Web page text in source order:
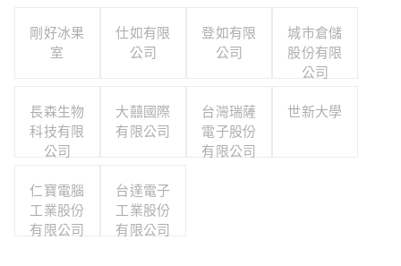
剛好冰果
室
仕如有限
公司
登如有限
公司
城市倉儲
股份有限
公司
長森生物
科技有限
公司
大囍國際
有限公司
台灣瑞薩
電子股份
有限公司
世新大學
仁寶電腦
工業股份
有限公司
台達電子
工業股份
有限公司